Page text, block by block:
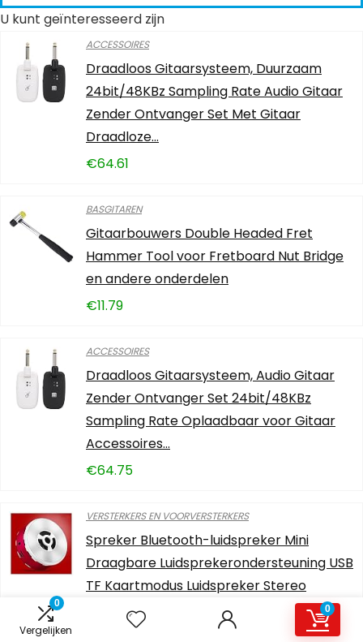
0
Vergelijken
0
U kunt geïnteresseerd zijn
ACCESSOIRES
Draadloos Gitaarsysteem, Duurzaam
24bit/48KBz Sampling Rate Audio Gitaar
Zender Ontvanger Set Met Gitaar
Draadloze…
€64.61
BASGITAREN
Gitaarbouwers Double Headed Fret
Hammer Tool voor Fretboard Nut Bridge
en andere onderdelen
€11.79
ACCESSOIRES
Draadloos Gitaarsysteem, Audio Gitaar
Zender Ontvanger Set 24bit/48KBz
Sampling Rate Oplaadbaar voor Gitaar
Accessoires…
€64.75
VERSTERKERS EN VOORVERSTERKERS
Spreker Bluetooth-luidspreker Mini
Draagbare Luidsprekerondersteuning USB
TF Kaartmodus Luidspreker Stereo
Subwoofer…